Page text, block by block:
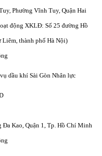
Phường Vĩnh Tuy, Quận Hai
động XKLĐ: Số 25 đường Hồ
Liêm, thành phố Hà Nội)
dầu khí Sài Gòn Nhân lực
Kao, Quận 1, Tp. Hồ Chí Minh